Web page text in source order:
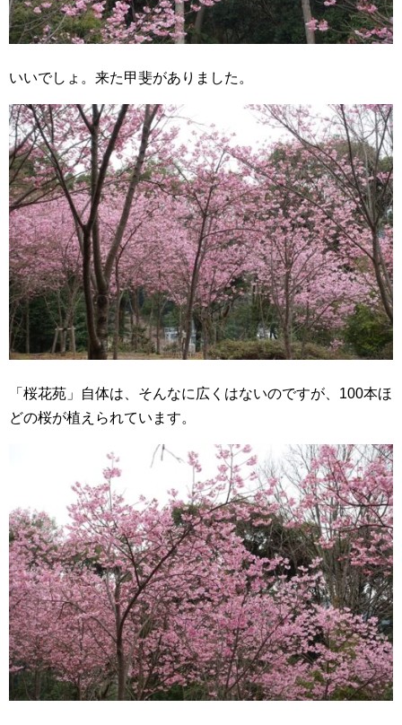
いいでしょ。来た甲斐がありました。
「桜花苑」自体は、そんなに広くはないのですが、100本ほ
どの桜が植えられています。